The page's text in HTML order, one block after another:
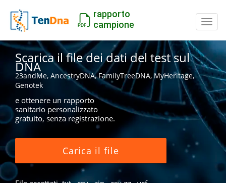
rapporto
campione
Scarica il file dei dati del test sul
DNA
23andMe, AncestryDNA, FamilyTreeDNA, MyHeritage,
Genotek
e ottenere un rapporto
sanitario personalizzato
gratuito, senza registrazione.
Carica il file